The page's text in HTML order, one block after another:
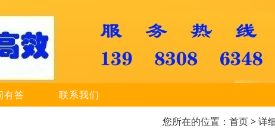
有答 联系我们
您所在的位置： 首页> 详